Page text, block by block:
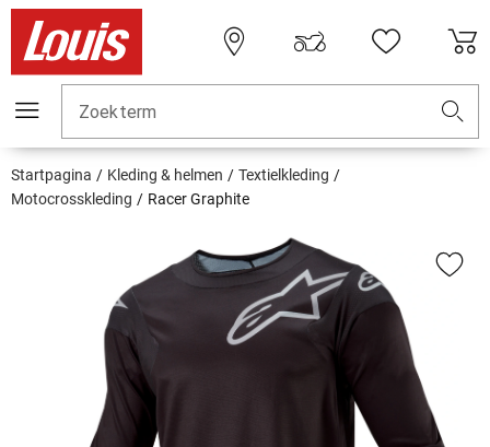
Zoekterm
Startpagina Kleding & helmen
Textielkleding
Motocrosskleding
Racer Graphite